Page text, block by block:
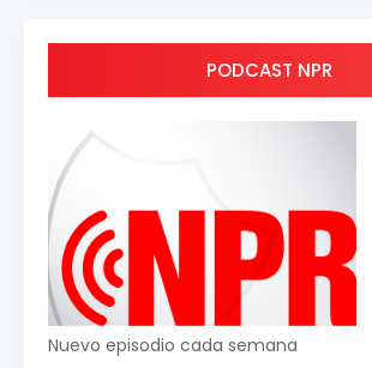
PODCAST NPR
Nuevo episodio cada semana